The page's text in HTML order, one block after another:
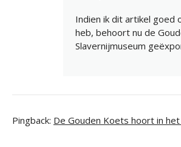
Indien ik dit artikel goed
heb, behoort nu de
Slavernijmuseum
Pingback: De Gouden Koets hoort in